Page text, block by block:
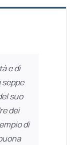
e di
suo
dei
di